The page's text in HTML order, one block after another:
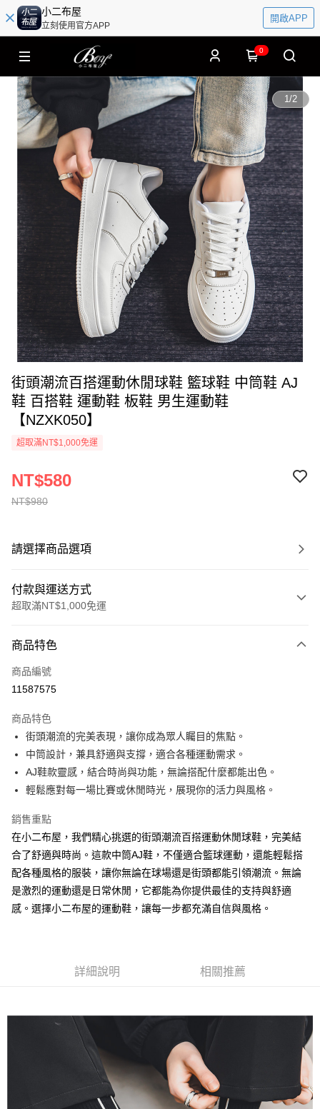
小二布屋
立刻使用官方APP
開啟APP
0
1/2
街頭潮流百搭運動休閒球鞋 籃球鞋 中筒鞋 AJ
鞋 百搭鞋 運動鞋 板鞋 男生運動鞋
【NZXK050】
超取滿NT$1,000免運
NT$980
NT$580
請選擇商品選項
付款與運送方式
超取滿NT$1,000免運
信用卡一次付款
超商取貨付款
Apple Pay
街口支付
Google Pay
ATM付款
全家付款取貨
每筆NT$60，滿NT$1,000(含以上)免運費
付款後全家取貨
每筆NT$60，滿NT$1,000(含以上)免運費
每筆NT$120，滿NT$1,200(含以上)免運費
商品特色
商品編號
11587575
商品特色
街頭潮流的完美表現，讓你成為眾人矚目的焦點。
中筒設計，兼具舒適與支撐，適合各種運動需求。
AJ鞋款靈感，結合時尚與功能，無論搭配什麼都能出色。
輕鬆應對每一場比賽或休閒時光，展現你的活力與風格。
銷售重點
在小二布屋，我們精心挑選的街頭潮流百搭運動休閒球鞋，完美結
合了舒適與時尚。這款中筒AJ鞋，不僅適合籃球運動，還能輕鬆搭
配各種風格的服裝，讓你無論在球場還是街頭都能引領潮流。無論
是激烈的運動還是日常休閒，它都能為你提供最佳的支持與舒適
感。選擇小二布屋的運動鞋，讓每一步都充滿自信與風格。
詳細說明 相關推薦